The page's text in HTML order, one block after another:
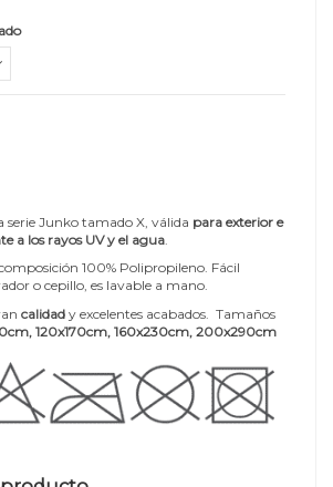
serie Junko tamado X, válida para exterior e
a los rayos UV y el agua
100% Polipropileno. Fácil
o cepillo, es lavable a mano.
calidad y excelentes acabados. Tamaños
120x170cm, 160x230cm, 200x290cm